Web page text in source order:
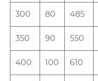
300 80 485
350 90 550
400 100 610